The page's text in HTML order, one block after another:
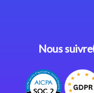
Nous suivre